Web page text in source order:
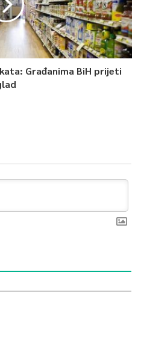
Građanima BiH prijeti